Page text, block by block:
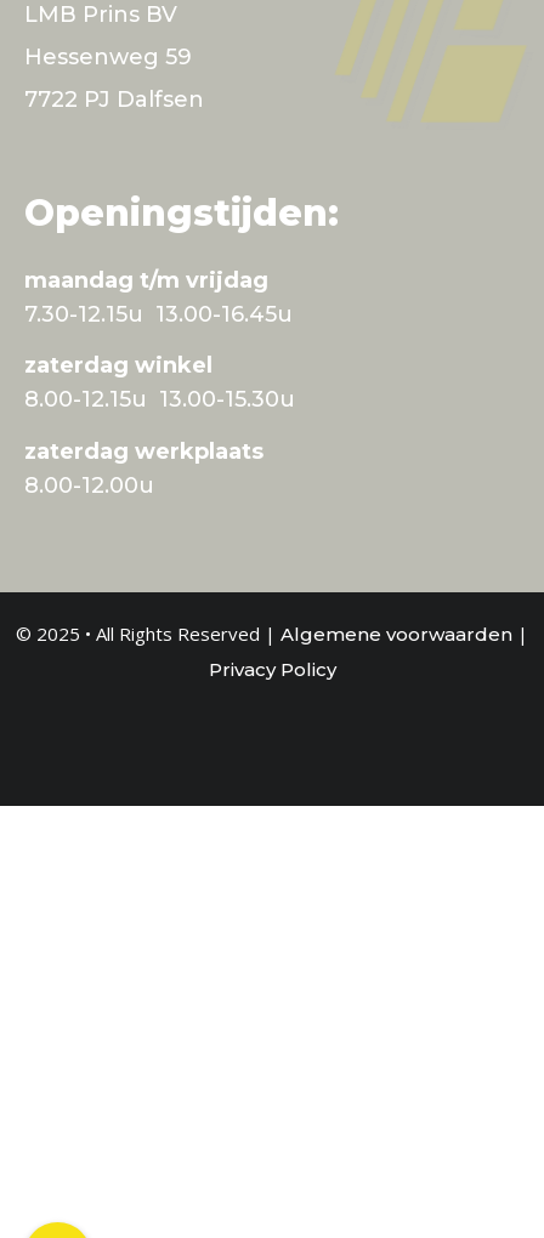
LMB Prins BV
Hessenweg 59
7722 PJ Dalfsen
Openingstijden:
maandag t/m vrijdag
7.30-12.15u 13.00-16.45u
zaterdag winkel
8.00-12.15u 13.00-15.30u
zaterdag werkplaats
8.00-12.00u
© 2025 • All Rights Reserved | Algemene voorwaarden |
Privacy Policy